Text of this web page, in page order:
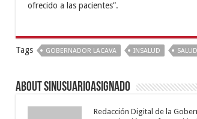
ofrecido a las pacientes”.
Tags GOBERNADOR LACAVA INSALUD SALUD
About sinusuarioasignado
Redacción Digital de la